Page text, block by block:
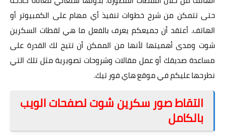
حتى تتمكن من شرح خطوات تنفيذ أي مهام على الكمبيوتر أو
الهاتف. أعتقد أن جميعكم يعرف بالفعل ما هي لقطات السكرين
شوت ومدى أهميتها لأنها من الممكن أن تتيح لك القدرة على
مساعدة صديقك أو عمل مقالات وشروحات تصويرية مثل تلك التي
نطرحها عليكم في موقع هاي فور تيك.
التقاط صور سكرين شوت لصفحات الويب
بالكامل